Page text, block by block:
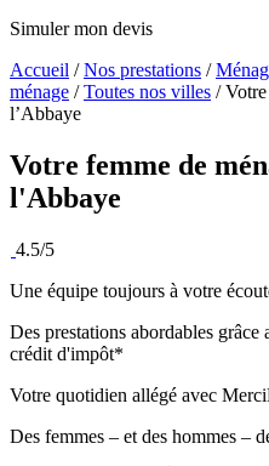
Simuler mon devis
Accueil /Nos prestations /
ménage /Toutes nos villes /
l’Abbaye
Votre femme de
l'Abbaye
4.5/5
Une équipe toujours à votre
Des prestations abordables
crédit d'impôt*
Votre quotidien allégé avec
Des femmes – et des hommes –